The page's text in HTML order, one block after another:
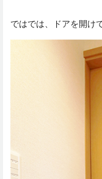
ではでは、ドアを開け